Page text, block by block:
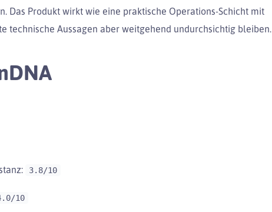
Das Produkt wirkt wie eine praktische Operations-Schicht mit
technische Aussagen aber weitgehend undurchsichtig bleiben.
3.8/10
10